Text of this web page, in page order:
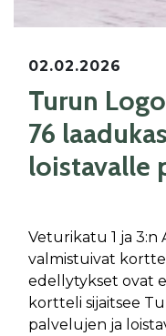
02.02.2026
Turun
76
loistavalle
Veturikatu 1 ja
valmistuivat
edellytykset ovat
kortteli sijaitsee
palvelujen ja